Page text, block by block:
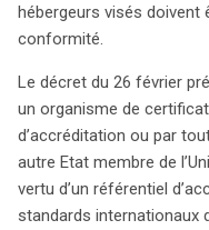
hébergeurs visés doivent
conformité.
Le décret du 26 février
un organisme de
d’accréditation ou par
autre Etat membre de
vertu d’un référentiel
standards internationaux